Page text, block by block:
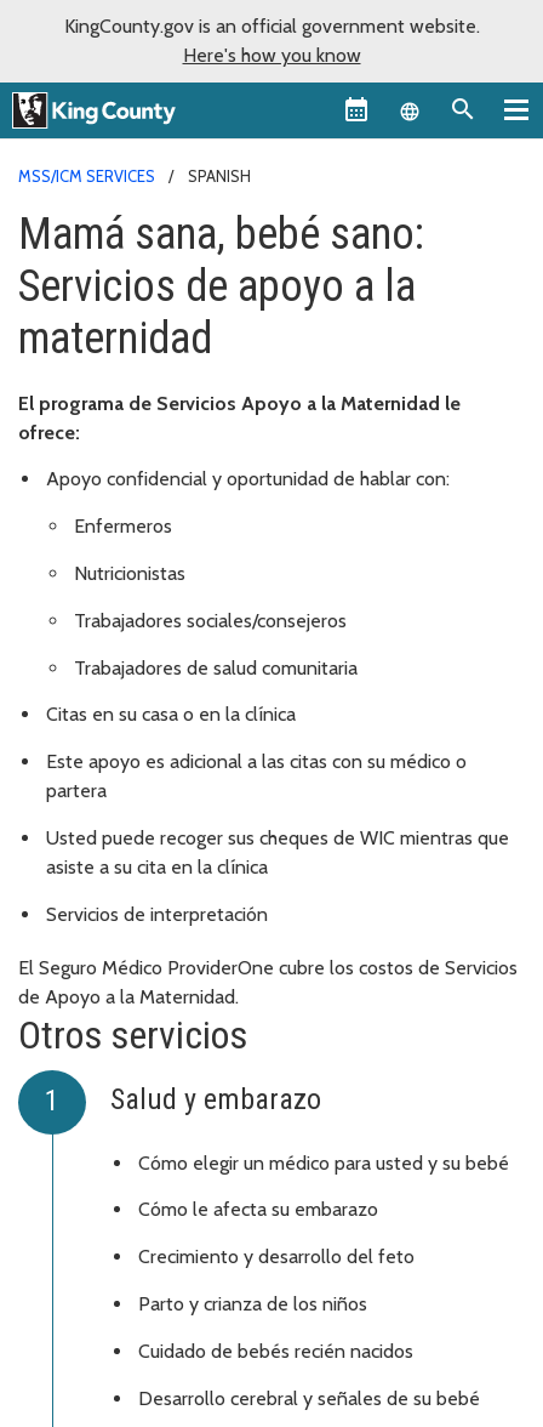
KingCounty.gov is an official government website.
Here's how you know
Language
MSS/ICM SERVICES SPANISH
Mamá sana, bebé sano:
Servicios de apoyo a la
maternidad
El programa de Servicios Apoyo a la Maternidad le
ofrece:
Apoyo confidencial y oportunidad de hablar con:
Enfermeros
Nutricionistas
Trabajadores sociales/consejeros
Trabajadores de salud comunitaria
Citas en su casa o en la clínica
Este apoyo es adicional a las citas con su médico o
partera
Usted puede recoger sus cheques de WIC mientras que
asiste a su cita en la clínica
Servicios de interpretación
El Seguro Médico ProviderOne cubre los costos de Servicios
de Apoyo a la Maternidad.
Otros servicios
Salud y embarazo
Cómo elegir un médico para usted y su bebé
Cómo le afecta su embarazo
Crecimiento y desarrollo del feto
Parto y crianza de los niños
Cuidado de bebés recién nacidos
Desarrollo cerebral y señales de su bebé